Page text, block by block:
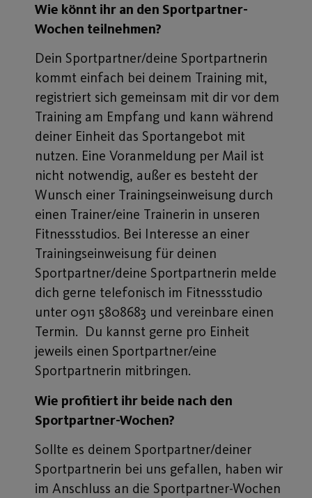
Wie könnt ihr an den Sportpartner-
Wochen teilnehmen?
Dein Sportpartner/deine Sportpartnerin
kommt einfach bei deinem Training mit,
registriert sich gemeinsam mit dir vor dem
Training am Empfang und kann während
deiner Einheit das Sportangebot mit
nutzen. Eine Voranmeldung per Mail ist
nicht notwendig, außer es besteht der
Wunsch einer Trainingseinweisung durch
einen Trainer/eine Trainerin in unseren
Fitnessstudios. Bei Interesse an einer
Trainingseinweisung für deinen
Sportpartner/deine Sportpartnerin melde
dich gerne telefonisch im Fitnessstudio
unter 0911 5808683 und vereinbare einen
Termin. Du kannst gerne pro Einheit
jeweils einen Sportpartner/eine
Sportpartnerin mitbringen.
Wie profitiert ihr beide nach den
Sportpartner-Wochen?
Sollte es deinem Sportpartner/deiner
Sportpartnerin bei uns gefallen, haben wir
im Anschluss an die Sportpartner-Wochen